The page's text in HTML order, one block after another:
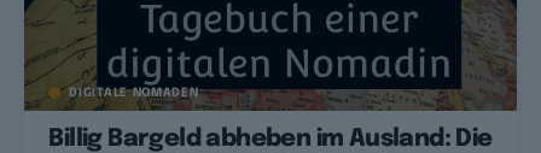
DIGITALE NOMADEN
Billig Bargeld abheben im Ausland: Die